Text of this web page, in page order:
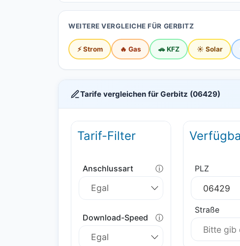
WEITERE VERGLEICHE FÜR GERBITZ
⚡ Strom 🔥 Gas 🚗 KFZ ☀️ Solar
Tarife vergleichen für Gerbitz (06429)